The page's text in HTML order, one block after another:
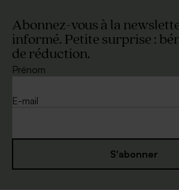
Abonnez-vous à la
informé. Petite surprise :
de réduction.
Prénom
E-mail
S'abonner